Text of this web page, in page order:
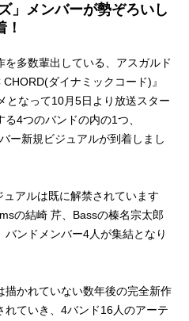
」メンバーが勢ぞろいし
多数輩出している、アスガルド
ダイナミックコード)』
となって10月5日より放送スター
4つのバンドの内の1つ、
ー新規ビジュアルが到着しまし
アルは既に解禁されています
の結崎 芹、Bassの榛名宗太郎
ンドメンバー4人が集結となり
かれていない数年後の完全新作
れていき、4バンド16人のアーテ